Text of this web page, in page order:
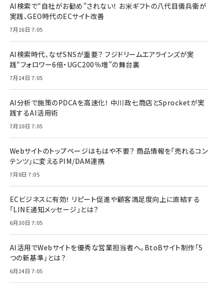
AI検索で“自社がお勧め”されない！ お米ギフトの八代目儀兵衛が
実践、GEO時代のECサイト改善
7月16日 7:05
AI検索時代、なぜSNSが重要？ フジドリームエアラインズが実
践“フォロワー6倍・UGC200％増”の舞台裏
7月14日 7:05
AI分析で施策のPDCAを高速化！ 中川政七商店とSprocketが実
践するAI活用術
7月10日 7:05
Webサイトのトップページはもはや不要？ 商品情報を「売れるコン
テンツ」に変えるPIM/DAM連携
7月8日 7:05
ECビジネスに有効！ リピート促進や顧客満足度向上に直結する
「LINE通知メッセージ」とは？
6月30日 7:05
AI活用でWebサイトを優秀な営業担当者へ。BtoBサイト制作「5
つの新基準」とは？
6月24日 7:05